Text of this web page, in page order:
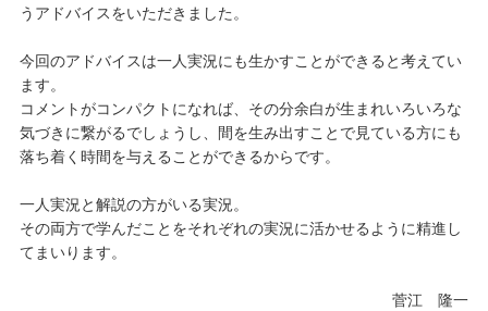
うアドバイスをいただきました。
今回のアドバイスは一人実況にも生かすことができると考えてい
ます。
コメントがコンパクトになれば、その分余白が生まれいろいろな
気づきに繋がるでしょうし、間を生み出すことで見ている方にも
落ち着く時間を与えることができるからです。
一人実況と解説の方がいる実況。
その両方で学んだことをそれぞれの実況に活かせるように精進し
てまいります。
菅江 隆一